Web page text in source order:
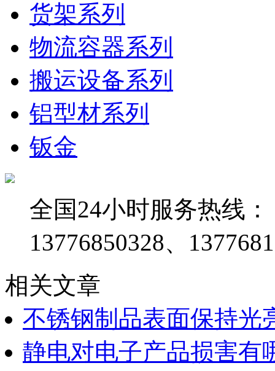
货架系列
物流容器系列
搬运设备系列
铝型材系列
钣金
全国24小时服务热线：
13776850328、
相关文章
不锈钢制品表面保持光
静电对电子产品损害有